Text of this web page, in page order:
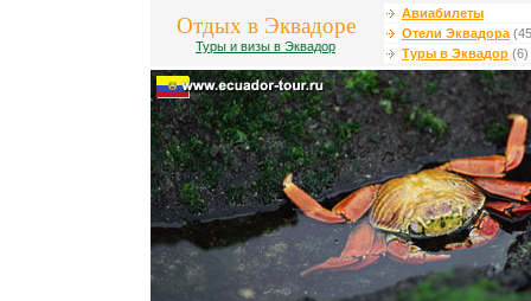
Отдых в Эквадоре
Туры и визы в Эквадор
Авиабилеты
Отели Эквадора
Туры в Эквадор (6)